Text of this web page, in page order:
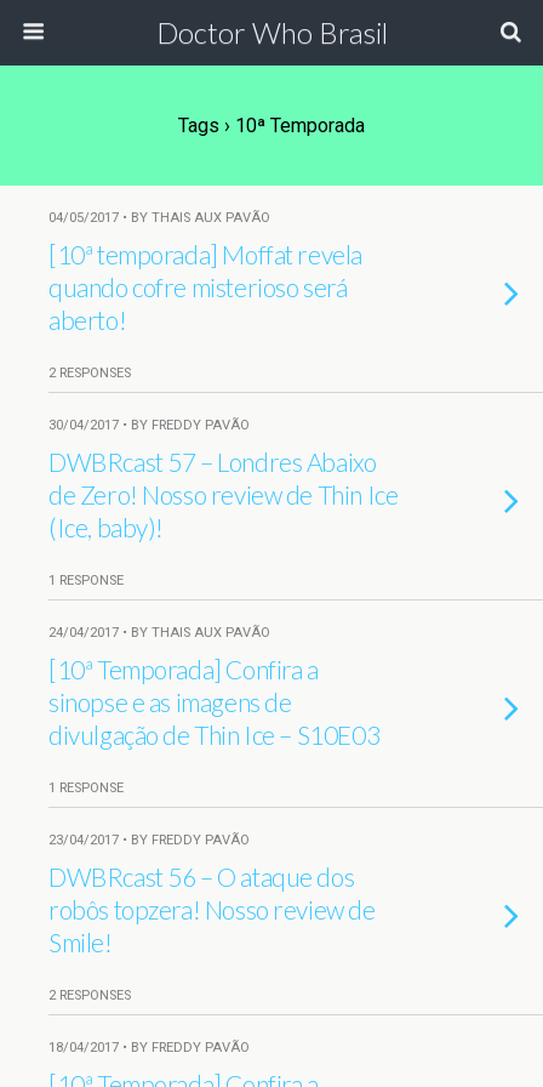
Doctor Who Brasil
Tags › 10ª Temporada
04/05/2017 • BY THAIS AUX PAVÃO
[10ª temporada] Moffat revela
quando cofre misterioso será
aberto!
2 RESPONSES
30/04/2017 • BY FREDDY PAVÃO
DWBRcast 57 – Londres Abaixo
de Zero! Nosso review de Thin Ice
(Ice, baby)!
1 RESPONSE
24/04/2017 • BY THAIS AUX PAVÃO
[10ª Temporada] Confira a
sinopse e as imagens de
divulgação de Thin Ice – S10E03
1 RESPONSE
23/04/2017 • BY FREDDY PAVÃO
DWBRcast 56 – O ataque dos
robôs topzera! Nosso review de
Smile!
2 RESPONSES
18/04/2017 • BY FREDDY PAVÃO